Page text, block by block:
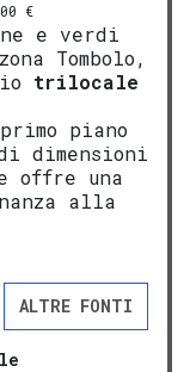
€
e verdi
Tombolo,
trilocale
piano
dimensioni
offre una
alla
ALTRE FONTI